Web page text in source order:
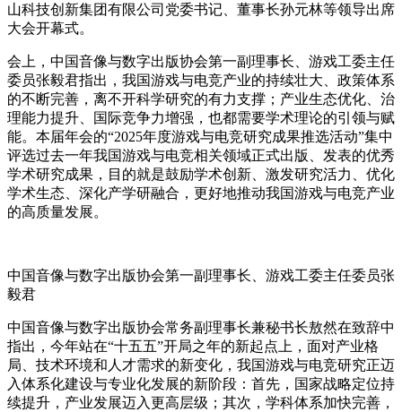
山科技创新集团有限公司党委书记、董事长孙元林等领导出席
大会开幕式。
会上，中国音像与数字出版协会第一副理事长、游戏工委主任
委员张毅君指出，我国游戏与电竞产业的持续壮大、政策体系
的不断完善，离不开科学研究的有力支撑；产业生态优化、治
理能力提升、国际竞争力增强，也都需要学术理论的引领与赋
能。本届年会的“2025年度游戏与电竞研究成果推选活动”集中
评选过去一年我国游戏与电竞相关领域正式出版、发表的优秀
学术研究成果，目的就是鼓励学术创新、激发研究活力、优化
学术生态、深化产学研融合，更好地推动我国游戏与电竞产业
的高质量发展。
中国音像与数字出版协会第一副理事长、游戏工委主任委员张
毅君
中国音像与数字出版协会常务副理事长兼秘书长敖然在致辞中
指出，今年站在“十五五”开局之年的新起点上，面对产业格
局、技术环境和人才需求的新变化，我国游戏与电竞研究正迈
入体系化建设与专业化发展的新阶段：首先，国家战略定位持
续提升，产业发展迈入更高层级；其次，学科体系加快完善，